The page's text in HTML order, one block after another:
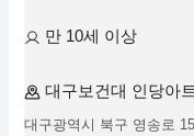
만 10세 이상
대구보건대 인당아
대구광역시 북구 영송로